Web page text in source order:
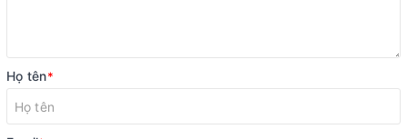
Họ tên*